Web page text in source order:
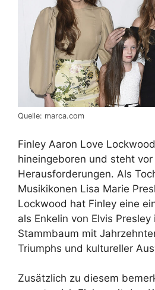
Quelle: marca.com
Finley Aaron Love
hineingeboren und steht
Herausforderungen. Als
Musikikonen Lisa Marie
Lockwood hat Finley eine
als Enkelin von Elvis
Stammbaum mit
Triumphs und kultureller
Zusätzlich zu diesem